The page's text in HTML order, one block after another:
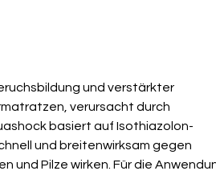
und verstärkter
verursacht durch
basiert auf Isothiazolon-
und breitenwirksam gegen
und Pilze wirken. Für die